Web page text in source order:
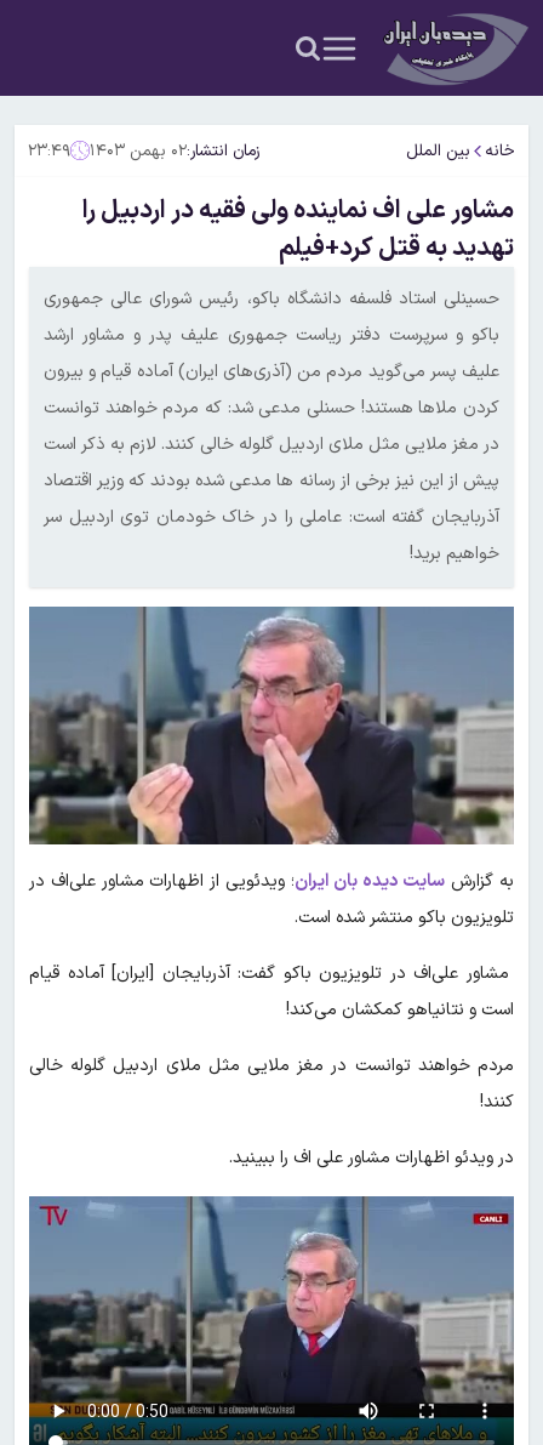
خانه بین الملل زمان انتشار:۰۲ بهمن ۱۴۰۳ ۲۳:۴۹
مشاور علی اف نماینده ولی فقیه در اردبیل را
تهدید به قتل کرد+فیلم
حسینلی استاد فلسفه دانشگاه باکو، رئیس شورای عالی جمهوری
باکو و سرپرست دفتر ریاست جمهوری علیف پدر و مشاور ارشد
علیف پسر می‌گوید مردم من (آذری‌های ایران) آماده قیام و بیرون
کردن ملاها هستند! حسنلی مدعی شد: که مردم خواهند توانست
در مغز ملایی مثل ملای اردبیل گلوله خالی کنند. لازم به ذکر است
پیش از این نیز برخی از رسانه ها مدعی شده بودند که وزیر اقتصاد
آذربایجان گفته است: عاملی را در خاک خودمان توی اردبیل سر
خواهیم برید!
به گزارش سایت دیده بان ایران؛ ویدئویی از اظهارات مشاور علی‌اف در
تلویزیون باکو منتشر شده است.
مشاور علی‌اف در تلویزیون باکو گفت: آذربایجان [ایران] آماده قیام
است و نتانیاهو کمکشان می‌کند!
مردم خواهند توانست در مغز ملایی مثل ملای اردبیل گلوله خالی
کنند!
در ویدئو اظهارات مشاور علی اف را ببینید.